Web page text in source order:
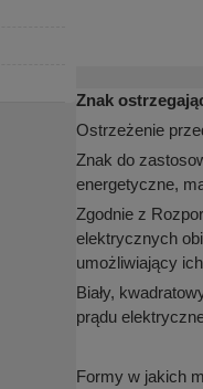
Znak
Ostrzeżenie
Znak do
energetyczne,
Zgodnie z
elektrycznych
umożliwiający
Biały,
prądu
Formy w jakich